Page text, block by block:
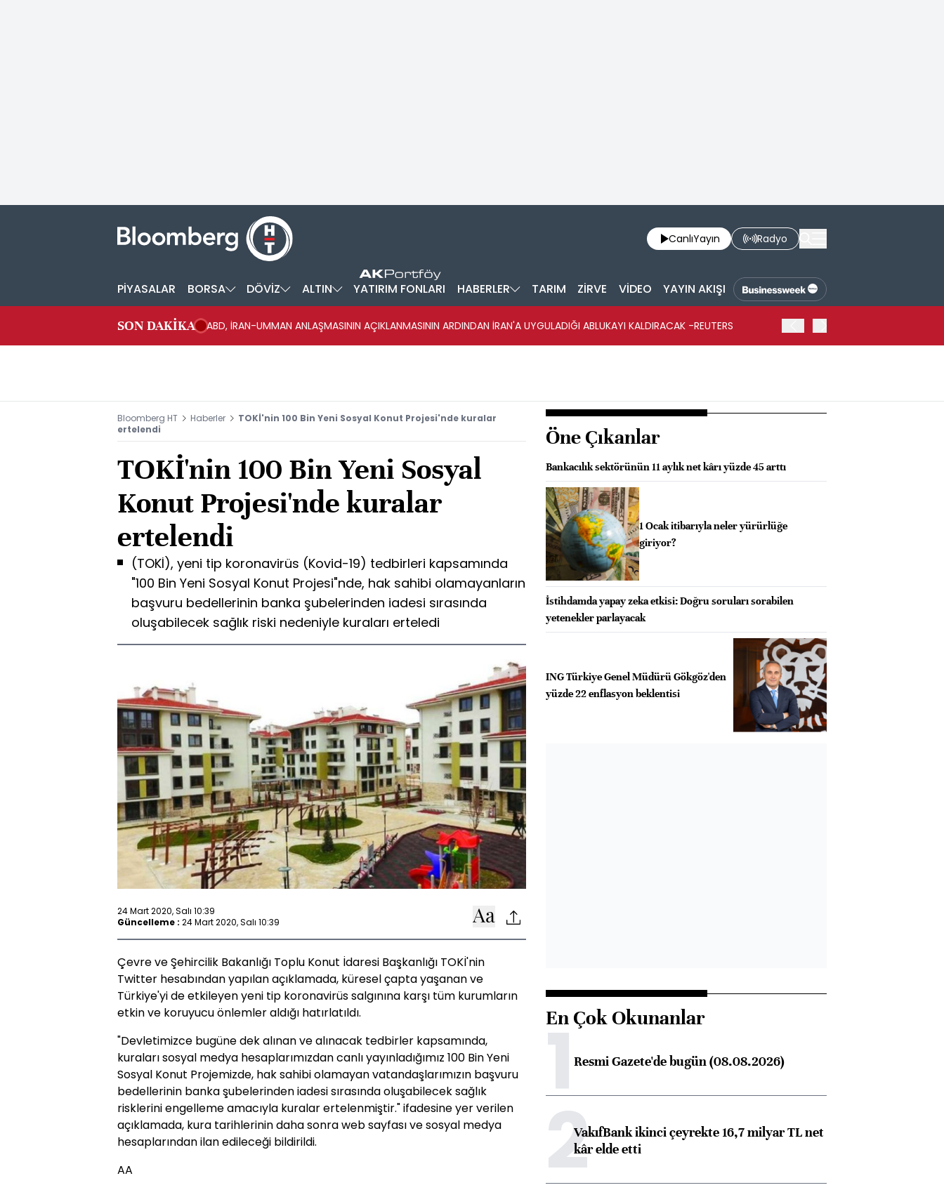
CanlıYayın Radyo
PİYASALAR BORSA DÖVİZ ALTIN YATIRIM FONLARI HABERLER TARIM ZİRVE VİDEO YAYIN AKIŞI
SON DAKİKA ABD, İRAN-UMMAN ANLAŞMASININ AÇIKLANMASININ ARDINDAN İRAN'A UYGULADIĞI ABLUKAYI KALDIRACAK -REUTERS
Bloomberg HT Haberler
TOKİ'nin 100 Bin Yeni Sosyal Konut Projesi'nde kuralar
ertelendi
TOKİ'nin 100 Bin Yeni Sosyal
Konut Projesi'nde kuralar
ertelendi
(TOKİ), yeni tip koronavirüs (Kovid-19) tedbirleri kapsamında
"100 Bin Yeni Sosyal Konut Projesi"nde, hak sahibi olamayanların
başvuru bedellerinin banka şubelerinden iadesi sırasında
oluşabilecek sağlık riski nedeniyle kuraları erteledi
24 Mart 2020, Salı 10:39
Güncelleme : 24 Mart 2020, Salı 10:39
Çevre ve Şehircilik Bakanlığı Toplu Konut İdaresi Başkanlığı TOKİ'nin
Twitter hesabından yapılan açıklamada, küresel çapta yaşanan ve
Türkiye'yi de etkileyen yeni tip koronavirüs salgınına karşı tüm kurumların
etkin ve koruyucu önlemler aldığı hatırlatıldı.
"Devletimizce bugüne dek alınan ve alınacak tedbirler kapsamında,
kuraları sosyal medya hesaplarımızdan canlı yayınladığımız 100 Bin Yeni
Sosyal Konut Projemizde, hak sahibi olamayan vatandaşlarımızın başvuru
bedellerinin banka şubelerinden iadesi sırasında oluşabilecek sağlık
risklerini engelleme amacıyla kuralar ertelenmiştir." ifadesine yer verilen
açıklamada, kura tarihlerinin daha sonra web sayfası ve sosyal medya
hesaplarından ilan edileceği bildirildi.
AA
Öne Çıkanlar
Bankacılık sektörünün 11 aylık net kârı yüzde 45 arttı
1 Ocak itibarıyla neler yürürlüğe
giriyor?
İstihdamda yapay zeka etkisi: Doğru soruları sorabilen
yetenekler parlayacak
ING Türkiye Genel Müdürü Gökgöz'den
yüzde 22 enflasyon beklentisi
En Çok Okunanlar
1Resmi Gazete'de bugün (08.08.2026)
2VakıfBank ikinci çeyrekte 16,7 milyar TL net
kâr elde etti